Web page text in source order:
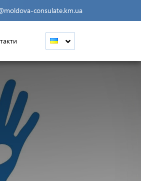
consulate.km.ua